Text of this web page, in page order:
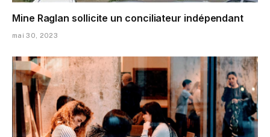
Mine Raglan sollicite un conciliateur indépendant
mai 30, 2023